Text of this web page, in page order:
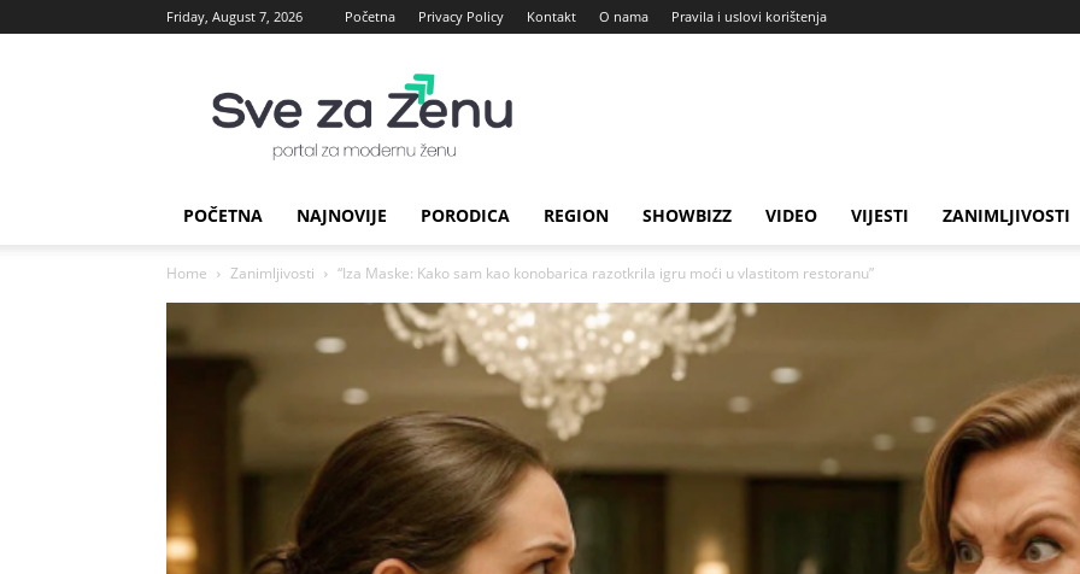
Friday, August 7, 2026 Početna Privacy Policy Kontakt O nama Pravila i uslovi korištenja
za
Zenu
POČETNA NAJNOVIJE PORODICA REGION SHOWBIZZ VIDEO VIJESTI ZANIMLJIVOSTI
Home Zanimljivosti “Iza Maske: Kako sam kao konobarica razotkrila igru moći u vlastitom restoranu”